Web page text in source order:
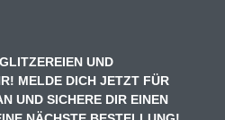
UND
MELDE DICH JETZT FÜR
UND SICHERE DIR EINEN